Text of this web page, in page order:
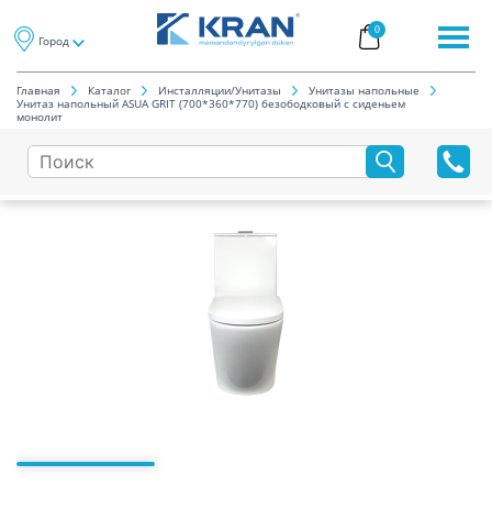
Город
0
Главная Каталог Инсталляции/Унитазы
Унитазы напольные
Унитаз напольный ASUA GRIT (700*360*770) безободковый с сиденьем
монолит